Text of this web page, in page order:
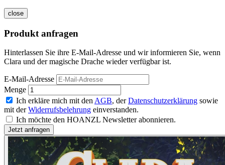
close
Produkt anfragen
Hinterlassen Sie ihre E-Mail-Adresse und wir informieren Sie, wenn
Clara und der magische Drache wieder verfügbar ist.
E-Mail-Adresse
Menge
Ich erkläre mich mit den AGB, derDatenschutzerklärung sowie
mit derWiderrufsbelehrung einverstanden.
Ich möchte den HOANZL Newsletter abonnieren.